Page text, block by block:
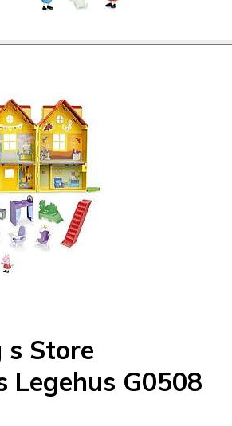
s Store
Legehus G0508